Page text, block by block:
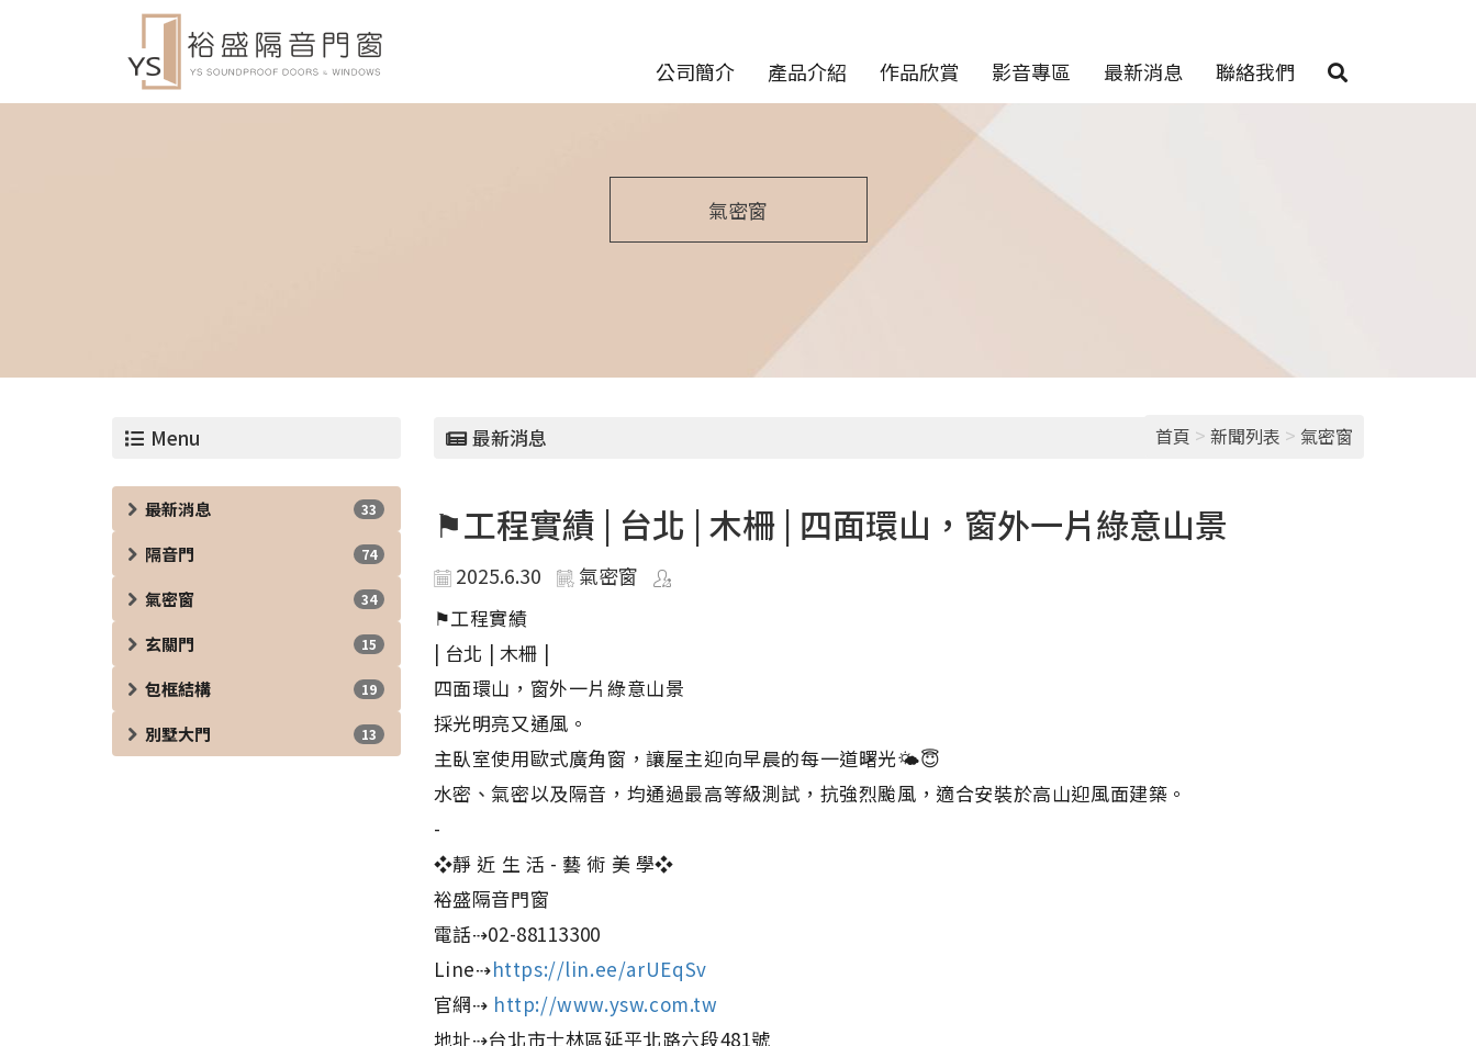
公司簡介 產品介紹 作品欣賞 影音專區 最新消息 聯絡我們
氣密窗
Menu
最新消息 33
隔音門 74
氣密窗 34
玄關門 15
包框結構 19
別墅大門 13
最新消息 首頁 > 新聞列表 > 氣密窗
⚑工程實績 | 台北 | 木柵 | 四面環山，窗外一片綠意山景
2025.6.30 氣密窗
⚑工程實績
| 台北 | 木柵 |
四面環山，窗外一片綠意山景
採光明亮又通風。
主臥室使用歐式廣角窗，讓屋主迎向早晨的每一道曙光🌤😇
水密、氣密以及隔音，均通過最高等級測試，抗強烈颱風，適合安裝於高山迎風面建築。
-
❖靜 近 生 活 - 藝 術 美 學❖
裕盛隔音門窗
電話⇢02-88113300
Line⇢https://lin.ee/arUEqSv
官網⇢ http://www.ysw.com.tw
地址⇢台北市士林區延平北路六段481號